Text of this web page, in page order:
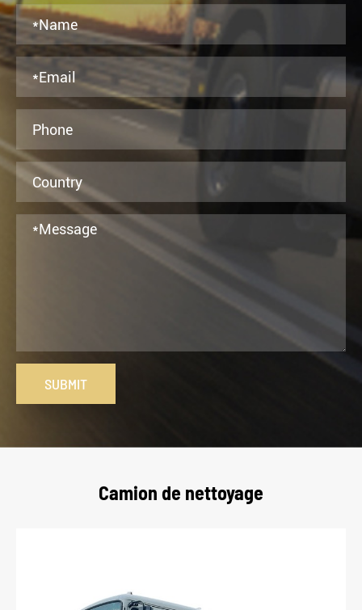
SUBMIT
Camion de nettoyage